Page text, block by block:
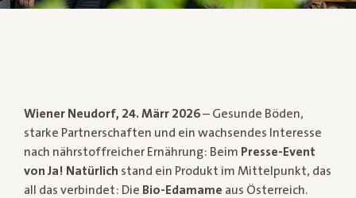
Wiener Neudorf, 24. Märr 2026– Gesunde Böden,
starke Partnerschaften und ein wachsendes Interesse
nach nährstoffreicher Ernährung: Beim Presse-Event
von Ja! Natürlich stand ein Produkt im Mittelpunkt, das
all das verbindet: Die Bio-Edamame aus Österreich.